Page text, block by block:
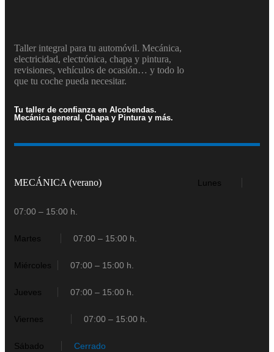
Taller integral para tu automóvil. Mecánica,
electricidad, electrónica, chapa y pintura,
revisiones, vehículos de ocasión… y todo lo
que tu coche pueda necesitar.
Tu taller de confianza en Alcobendas.
Mecánica general, Chapa y Pintura y más.
MECÁNICA (verano) Lunes
07:00 – 15:00 h.
Martes 07:00 – 15:00 h.
Miércoles 07:00 – 15:00 h.
Jueves 07:00 – 15:00 h.
Viernes 07:00 – 15:00 h.
Sábado Cerrado